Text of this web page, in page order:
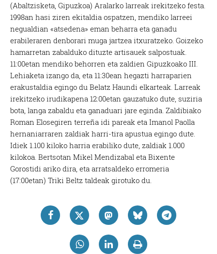
(Abaltzisketa, Gipuzkoa) Aralarko larreak irekitzeko festa.
1998an hasi ziren ekitaldia ospatzen, mendiko larreei
negualdian «atsedena» eman beharra eta ganadu
erabileraren denborari muga jartzea itxuratzeko. Goizeko
hamarretan zabalduko dituzte artisauek salpostuak.
11:00etan mendiko behorren eta zaldien Gipuzkoako III.
Lehiaketa izango da, eta 11:30ean hegazti harraparien
erakustaldia egingo du Belatz Haundi elkarteak. Larreak
irekitzeko irudikapena 12:00etan gauzatuko dute, suziria
bota, langa zabaldu eta ganaduari jare eginda. Zaldibiako
Roman Elosegiren terreña idi pareak eta Imanol Paolla
hernaniarraren zaldiak harri-tira apustua egingo dute.
Idiek 1.100 kiloko harria erabiliko dute, zaldiak 1.000
kilokoa. Bertsotan Mikel Mendizabal eta Bixente
Gorostidi ariko dira, eta arratsaldeko erromeria
(17:00etan) Triki Beltz taldeak girotuko du.